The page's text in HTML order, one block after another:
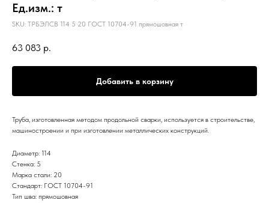
Ед.изм.: т
SKU: ТРБЭЛСВ 114 5 20 ГОСТ 10704-91 прямошовная т
63 083 р.
Добавить в корзину
Труба, изготовленная методом продольной сварки, используется в строительстве,
машиностроении и при изготовлении металлических конструкций.
Диаметр: 114
Стенка: 5
Марка стали: 20
Стандарт: ГОСТ 10704-91
Тип шва: прямошовная